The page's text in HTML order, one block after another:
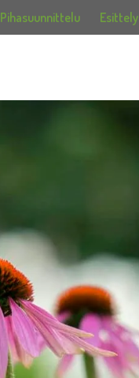
Pihasuunnittelu Esittely